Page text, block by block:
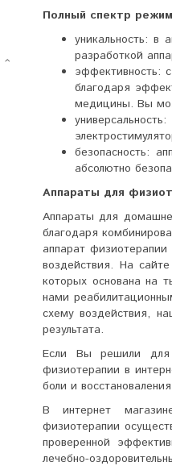
Полный спектр
уникальность: в
разработкой
эффективность:
благодаря
медицины. Вы
безопасность:
абсолютно
Аппараты для
Аппараты для
благодаря
аппарат
воздействия. На
которых основана на
нами
схему воздействия,
результата.
Если Вы решили для
физиотерапии в
боли и
В интернет
физиотерапии
проверенной
лечебно-